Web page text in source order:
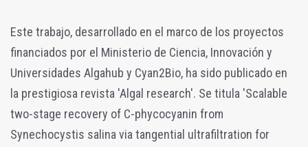
Este trabajo, desarrollado en el marco de los proyectos
financiados por el Ministerio de Ciencia, Innovación y
Universidades Algahub y Cyan2Bio, ha sido publicado en
la prestigiosa revista 'Algal research'. Se titula 'Scalable
two-stage recovery of C-phycocyanin from
Synechocystis salina via tangential ultrafiltration for